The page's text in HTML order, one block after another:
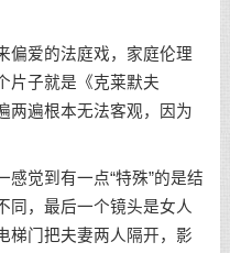
爱的法庭戏，家庭伦理
片子就是《克莱默夫
两遍根本无法客观，因为
觉到有一点“特殊”的是结
同，最后一个镜头是女人
梯门把夫妻两人隔开，影